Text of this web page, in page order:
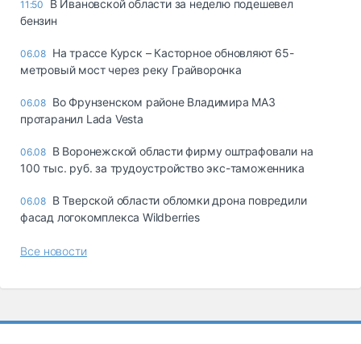
11:50
В Ивановской области за неделю подешевел
бензин
06.08 На трассе Курск – Касторное обновляют 65-
метровый мост через реку Грайворонка
06.08 Во Фрунзенском районе Владимира МАЗ
протаранил Lada Vesta
06.08 В Воронежской области фирму оштрафовали на
100 тыс. руб. за трудоустройство экс-таможенника
06.08 В Тверской области обломки дрона повредили
фасад логокомплекса Wildberries
Все новости